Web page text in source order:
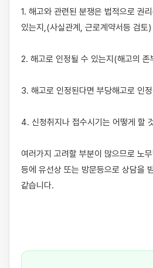
1. 해고와 관련된 분쟁은 법적으로 권
있는지,(사실관계, 근로계약서등 검토)
2. 해고로 인정될 수 있는지(해고의 존
3. 해고로 인정된다면 부당해고로 인
4. 신청취지나 접수시기는 어떻게 할
여러가지 고려할 부분이 많으므로 노
등에 유선상 또는 방문등으로 상담을
같습니다.